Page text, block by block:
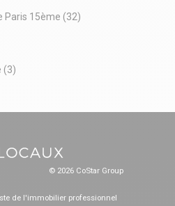
Paris 15ème (32)
(3)
© 2026 CoStar Group
de l'immobilier professionnel